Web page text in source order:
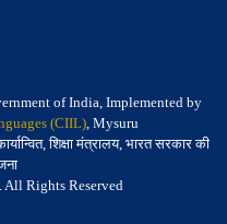
of India, Implemented by
(CIIL), Mysuru
शिक्षा मंत्रालय, भारत सरकार की
. All Rights Reserved